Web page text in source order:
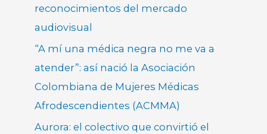
reconocimientos del mercado
audiovisual
“A mí una médica negra no me va a
atender”: así nació la Asociación
Colombiana de Mujeres Médicas
Afrodescendientes (ACMMA)
Aurora: el colectivo que convirtió el